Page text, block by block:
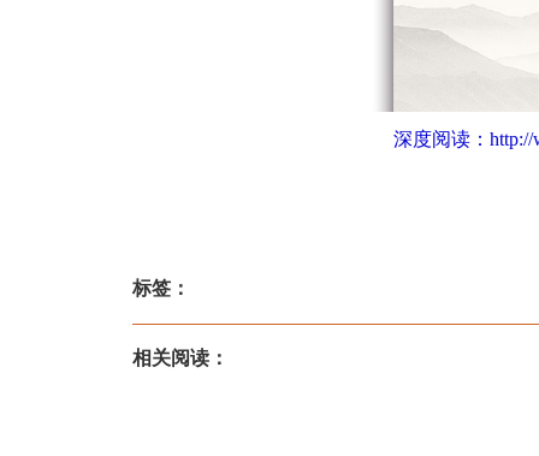
深度阅读： http://
标签：
相关阅读：